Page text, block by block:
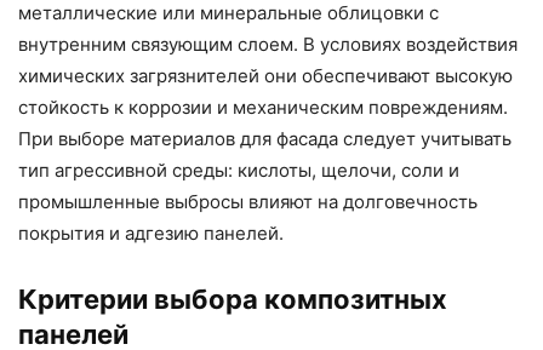
металлические или минеральные облицовки с
внутренним связующим слоем. В условиях воздействия
химических загрязнителей они обеспечивают высокую
стойкость к коррозии и механическим повреждениям.
При выборе материалов для фасада следует учитывать
тип агрессивной среды: кислоты, щелочи, соли и
промышленные выбросы влияют на долговечность
покрытия и адгезию панелей.
Критерии выбора композитных
панелей